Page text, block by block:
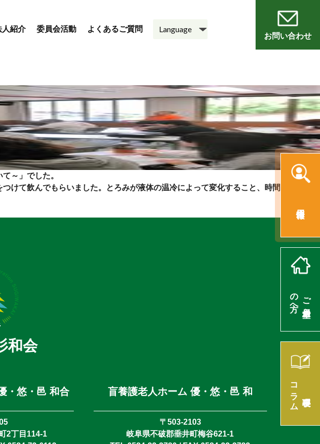
老人ホーム
邑 和合
盲養護老人ホーム
優・悠・邑 和
人紹介 委員会活動
優・悠・邑 和合 専門委員
会
優・悠・邑 和 専門委員会
よくあるご質問
お問い合わせ
ご入居希望
の方へ
コラム
～」でした。
けて飲んでもらいました。とろみが液体の温冷によって変化すること、時間経過によっ
和会
・悠・邑 和合
2丁目114-1
盲養護老人ホーム 優・悠・邑 和
〒503-2103
岐阜県不破郡垂井町梅谷621-1